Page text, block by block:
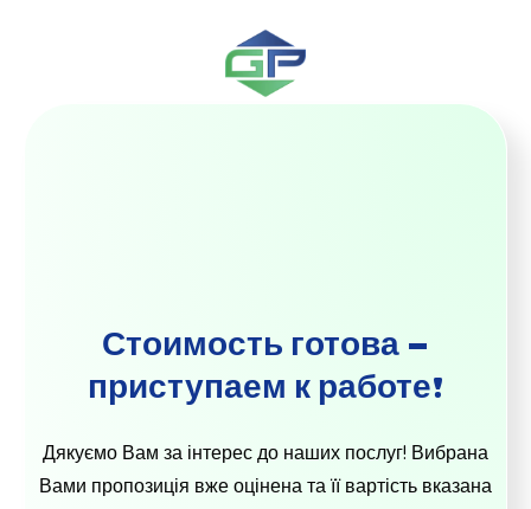
Стоимость готова –
приступаем к работе!
Дякуємо Вам за інтерес до наших послуг! Вибрана
Вами пропозиція вже оцінена та її вартість вказана